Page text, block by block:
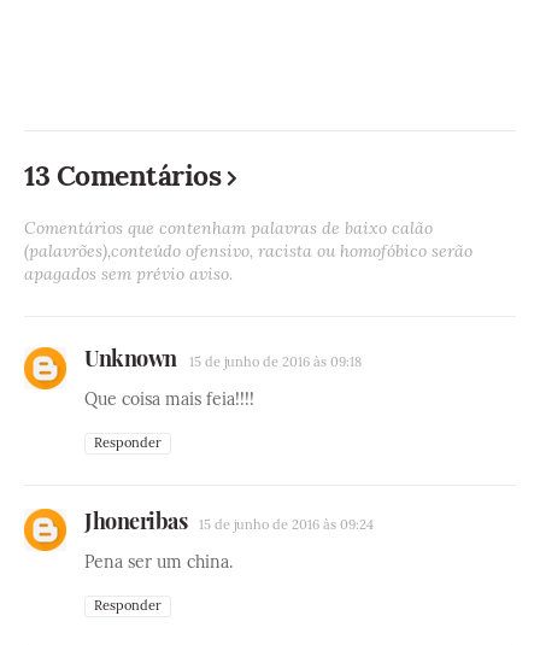
13 Comentários
Comentários que contenham palavras de baixo calão
(palavrões),conteúdo ofensivo, racista ou homofóbico serão
apagados sem prévio aviso.
Unknown 15 de junho de 2016 às 09:18
Que coisa mais feia!!!!
Responder
Jhoneribas 15 de junho de 2016 às 09:24
Pena ser um china.
Responder